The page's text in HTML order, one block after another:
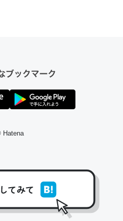
す効果があるはず……
方の父67歳と僕。ITツール導入で
した｜tayorini by LIFULL介護
たけどAlexaしか使わないので
ですよ。参考：
entry/2019/05/15/1805
Hatena